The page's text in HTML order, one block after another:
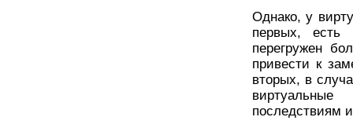
Однако, у
первых, есть
перегружен
привести к
вторых, в
последствиям